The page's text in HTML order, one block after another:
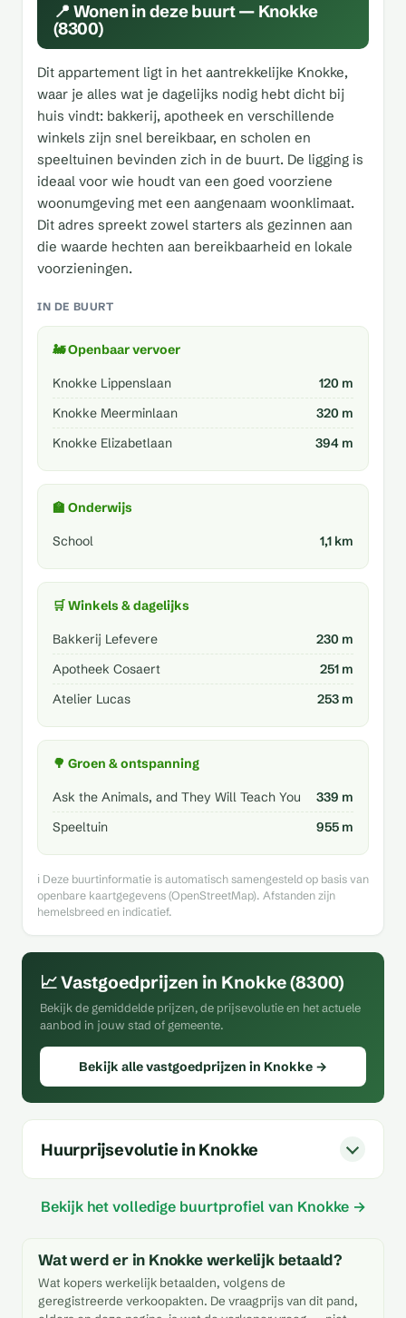
📍 Wonen in deze buurt — Knokke
(8300)
Dit appartement ligt in het aantrekkelijke Knokke,
waar je alles wat je dagelijks nodig hebt dicht bij
huis vindt: bakkerij, apotheek en verschillende
winkels zijn snel bereikbaar, en scholen en
speeltuinen bevinden zich in de buurt. De ligging is
ideaal voor wie houdt van een goed voorziene
woonumgeving met een aangenaam woonklimaat.
Dit adres spreekt zowel starters als gezinnen aan
die waarde hechten aan bereikbaarheid en lokale
voorzieningen.
IN DE BUURT
🚂 Openbaar vervoer
Knokke Lippenslaan
120 m
Knokke Meerminlaan
320 m
Knokke Elizabetlaan
394 m
🏫 Onderwijs
School 1,1 km
🛒 Winkels & dagelijks
Bakkerij Lefevere
230 m
Apotheek Cosaert
251 m
Atelier Lucas
253 m
🌳 Groen & ontspanning
Ask the Animals, and They Will Teach You
339 m
Speeltuin
955 m
ℹ️ Deze buurtinformatie is automatisch samengesteld op basis van
openbare kaartgegevens (OpenStreetMap). Afstanden zijn
hemelsbreed en indicatief.
📈 Vastgoedprijzen in Knokke (8300)
Bekijk de gemiddelde prijzen, de prijsevolutie en het actuele
aanbod in jouw stad of gemeente.
Bekijk alle vastgoedprijzen in Knokke →
Huurprijsevolutie in Knokke
Bekijk het volledige buurtprofiel van Knokke →
Wat werd er in Knokke werkelijk betaald?
Wat kopers werkelijk betaalden, volgens de
geregistreerde verkoopakten. De vraagprijs van dit pand,